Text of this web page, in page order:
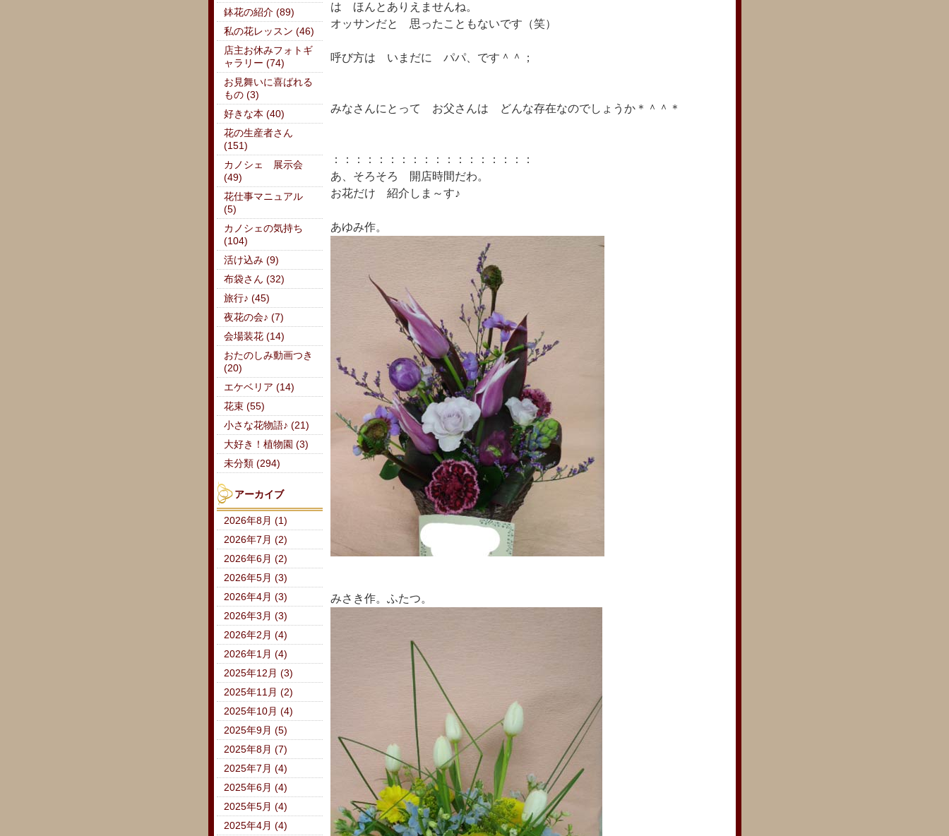
は ほんとありえませんね。
オッサンだと 思ったこともないです（笑）
呼び方は いまだに パパ、です＾＾；
みなさんにとって お父さんは どんな存在なのでしょうか＊＾＾＊
：：：：：：：：：：：：：：：：：：
あ、そろそろ 開店時間だわ。
お花だけ 紹介しま～す♪
あゆみ作。
みさき作。ふたつ。
鉢花の紹介 (89)
私の花レッスン (46)
店主お休みフォトギ
ャラリー (74)
お見舞いに喜ばれる
もの (3)
好きな本 (40)
花の生産者さん
(151)
カノシェ 展示会
(49)
花仕事マニュアル
(5)
カノシェの気持ち
(104)
活け込み (9)
布袋さん (32)
旅行♪ (45)
夜花の会♪ (7)
会場装花 (14)
おたのしみ動画つき
(20)
エケベリア (14)
花束 (55)
小さな花物語♪ (21)
大好き！植物園 (3)
未分類 (294)
アーカイブ
2026年8月 (1)
2026年7月 (2)
2026年6月 (2)
2026年5月 (3)
2026年4月 (3)
2026年3月 (3)
2026年2月 (4)
2026年1月 (4)
2025年12月 (3)
2025年11月 (2)
2025年10月 (4)
2025年9月 (5)
2025年8月 (7)
2025年7月 (4)
2025年6月 (4)
2025年5月 (4)
2025年4月 (4)